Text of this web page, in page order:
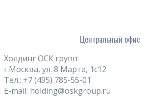
Центральный офис
Холдинг ОСК групп
г.Москва, ул. 8 Марта, 1с12
Тел.: +7 (495) 785-55-01
E-mail: holding@oskgroup.ru